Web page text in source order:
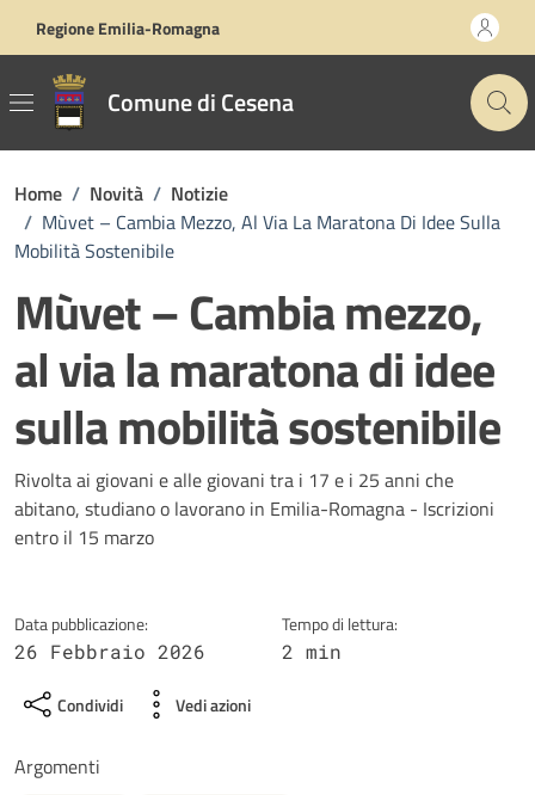
Regione Emilia-Romagna
Comune di Cesena
Home / Novità / Notizie
/ Mùvet – Cambia Mezzo, Al Via La Maratona Di Idee Sulla
Mobilità Sostenibile
Mùvet – Cambia mezzo,
al via la maratona di idee
sulla mobilità sostenibile
Dettagli della notizia
Rivolta ai giovani e alle giovani tra i 17 e i 25 anni che
abitano, studiano o lavorano in Emilia-Romagna - Iscrizioni
entro il 15 marzo
Data pubblicazione:
26 Febbraio 2026
Tempo di lettura:
2 min
Condividi Vedi azioni
Argomenti